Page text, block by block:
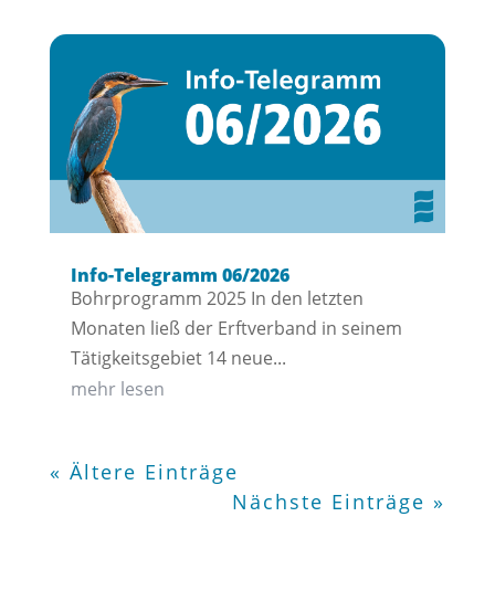
Info-Telegramm 06/2026
Bohrprogramm 2025 In den letzten
Monaten ließ der Erftverband in seinem
Tätigkeitsgebiet 14 neue...
mehr lesen
« Ältere Einträge
Nächste Einträge »